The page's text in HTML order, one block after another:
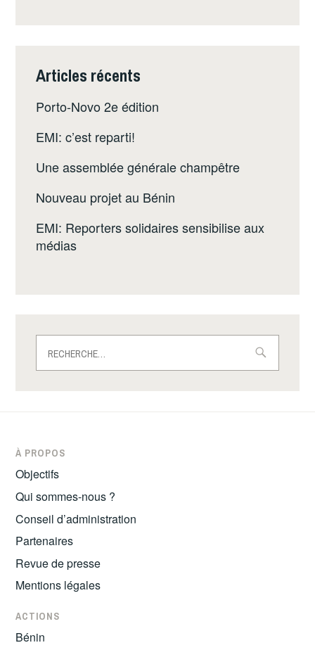
Articles récents
Porto-Novo 2e édition
EMI: c’est reparti!
Une assemblée générale champêtre
Nouveau projet au Bénin
EMI: Reporters solidaires sensibilise aux
médias
À PROPOS
Objectifs
Qui sommes-nous ?
Conseil d’administration
Partenaires
Revue de presse
Mentions légales
ACTIONS
Bénin